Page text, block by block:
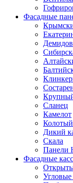
Фасадные
Сланец
Камелот
Дикий
Скала
Панели
Фасадные
Угловые